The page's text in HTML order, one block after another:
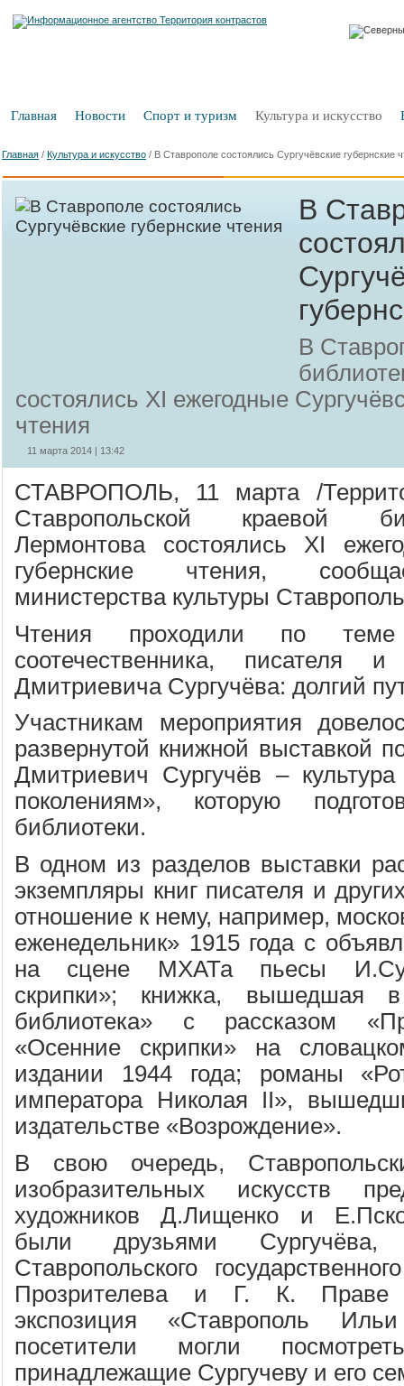
Главная Новости Спорт и туризм Культура и искусство
Главная / Культура и искусство / В Ставрополе состоялись Сургучёвские губернские
В
В
состоялись XI ежегодные
чтения
11 марта 2014 | 13:42
СТАВРОПОЛЬ, 11 марта /
Ставропольской краевой
Лермонтова состоялись XI
губернские чтения,
министерства культуры
Чтения проходили по
соотечественника, писателя
Дмитриевича Сургучёва: долгий
Участникам мероприятия
развернутой книжной выставкой
Дмитриевич Сургучёв –
поколениям», которую
библиотеки.
В одном из разделов выставки
экземпляры книг писателя и
отношение к нему, например,
еженедельник» 1915 года с
на сцене МХАТа пьесы
скрипки»; книжка, вышедшая
библиотека» с рассказом
«Осенние скрипки» на
издании 1944 года; романы
императора Николая II»,
издательстве «Возрождение».
В свою очередь,
изобразительных искусств
художников Д.Лищенко и
были друзьями
Ставропольского
Прозрителева и Г. К. Праве
экспозиция «Ставрополь
посетители могли
принадлежащие Сургучеву и его